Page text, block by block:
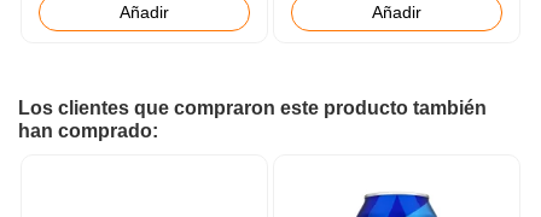
Añadir Añadir
Los clientes que compraron este producto también
han comprado: